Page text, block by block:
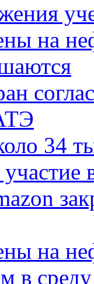
на
34
на
в среду